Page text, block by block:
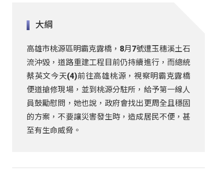
大綱
高雄市桃源區明霸克露橋，8月7號遭玉穗溪土石
流沖毀，道路重建工程目前仍持續進行，而總統
蔡英文今天(4)前往高雄桃源，視察明霸克露橋
便道搶修現場，並到桃源分駐所，給予第一線人
員鼓勵慰問，她也說，政府會找出更周全且穩固
的方案，不要讓災害發生時，造成居民不便，甚
至有生命威脅。